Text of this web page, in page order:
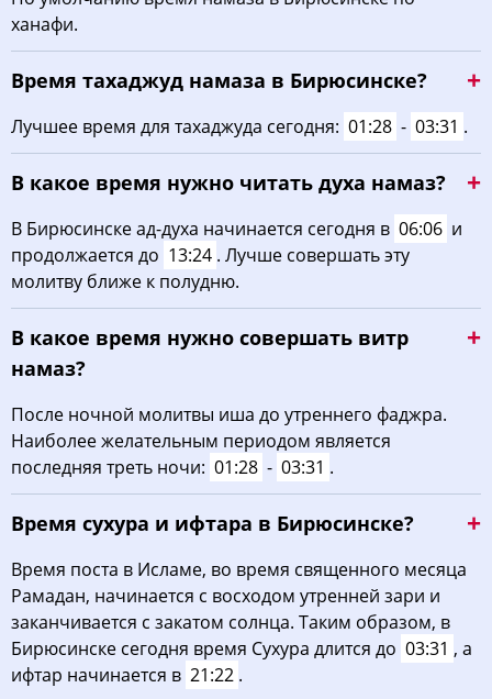
29, Сб
30, Вс 04:20 06:29 13:29 17:15 20:29 22:27
31, Пн 04:23 06:31 13:29 17:14 20:27 22:23
ханафи.
Время тахаджуд намаза в Бирюсинске?
Лучшее время для тахаджуда сегодня: 01:28 - 03:31 .
В какое время нужно читать духа намаз?
В Бирюсинске ад-духа начинается сегодня в 06:06 и
продолжается до 13:24 . Лучше совершать эту
молитву ближе к полудню.
В какое время нужно совершать витр
намаз?
После ночной молитвы иша до утреннего фаджра.
Наиболее желательным периодом является
последняя треть ночи: 01:28 - 03:31 .
Время сухура и ифтара в Бирюсинске?
Время поста в Исламе, во время священного месяца
Рамадан, начинается с восходом утренней зари и
заканчивается с закатом солнца. Таким образом, в
Бирюсинске сегодня время Сухура длится до 03:31 , а
ифтар начинается в 21:22 .